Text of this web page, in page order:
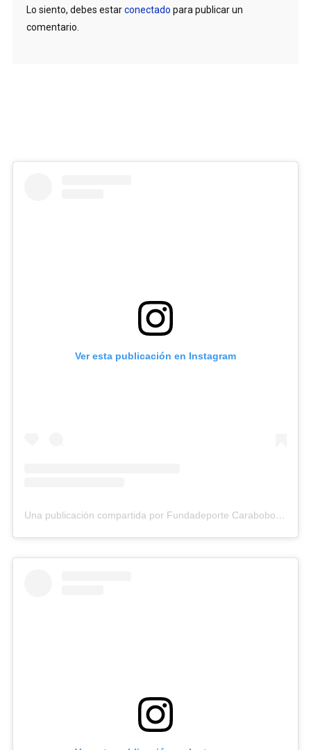
Lo siento, debes estarconectado para publicar un
comentario.
Ver esta publicación en Instagram
Una publicación compartida por Fundadeporte Carabobo (@fundadeporte)